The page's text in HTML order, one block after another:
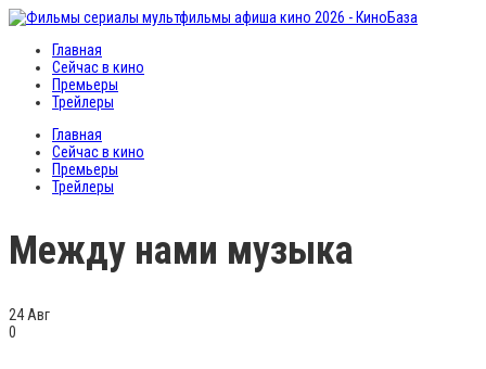
Главная
Сейчас в кино
Премьеры
Трейлеры
Главная
Сейчас в кино
Премьеры
Трейлеры
Между нами музыка
24 Авг
0